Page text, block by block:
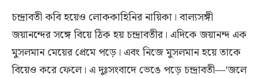
চন্দ্রাবতী কবি হয়েও লোককাহিনির নায়িকা। বাল্যসঙ্গী
জয়ানন্দের সঙ্গে বিয়ে ঠিক হয় চন্দ্রাবতীর। এদিকে জয়ানন্দ এক
মুসলমান মেয়ের প্রেমে পড়ে। এবং নিজে মুসলমান হয়ে তাকে
বিয়েও করে ফেলে। এ দুঃসংবাদে ভেঙে পড়ে চন্দ্রাবতী—‘জলে